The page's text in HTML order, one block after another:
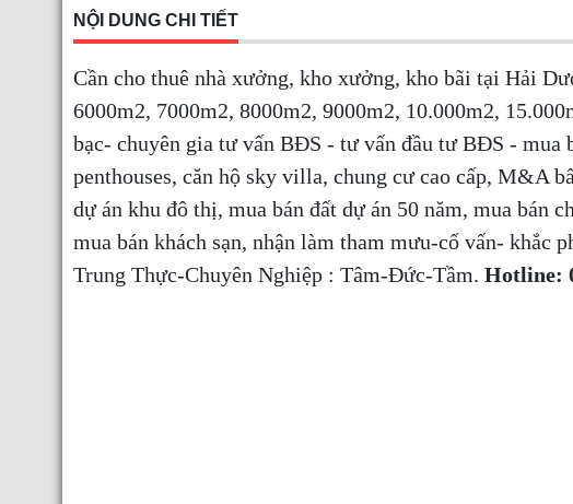
NỘI DUNG CHI TIẾT
Cần cho thuê nhà xưởng, kho xưởng, kho bãi tại Hải
6000m2, 7000m2, 8000m2, 9000m2, 10.000m2,
bạc- chuyên gia tư vấn BĐS - tư vấn đầu tư BĐS - mua
penthouses, căn hộ sky villa, chung cư cao cấp, M&A
dự án khu đô thị, mua bán đất dự án 50 năm, mua bán
mua bán khách sạn, nhận làm tham mưu-cố vấn- khắc
Trung Thực-Chuyên Nghiệp : Tâm-Đức-Tầm. Hotline: